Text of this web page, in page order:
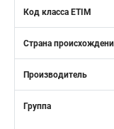
Код класса ETIM
Страна
Производитель
Группа